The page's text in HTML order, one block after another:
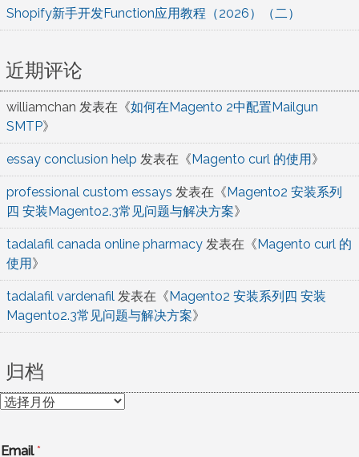
Shopify新手开发Function应用教程（2026）（二）
近期评论
williamchan 发表在《如何在Magento 2中配置Mailgun
SMTP》
essay conclusion help 发表在《Magento curl 的使用》
professional custom essays 发表在《Magento2 安装系列
四 安装Magento2.3常见问题与解决方案》
tadalafil canada online pharmacy 发表在《Magento curl 的
使用》
tadalafil vardenafil 发表在《Magento2 安装系列四 安装
Magento2.3常见问题与解决方案》
归档
归
Email*